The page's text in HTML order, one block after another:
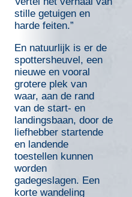
stille getuigen en
harde feiten.”
En natuurlijk is er de
spottersheuvel, een
nieuwe en vooral
grotere plek van
waar, aan de rand
van de start- en
landingsbaan, door de
liefhebber startende
en landende
toestellen kunnen
worden
gadegeslagen. Een
korte wandeling